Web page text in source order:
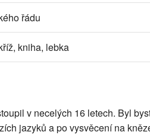
řádu
kniha, lebka
v necelých 16 letech. Byl
jazyků a po vysvěcení na